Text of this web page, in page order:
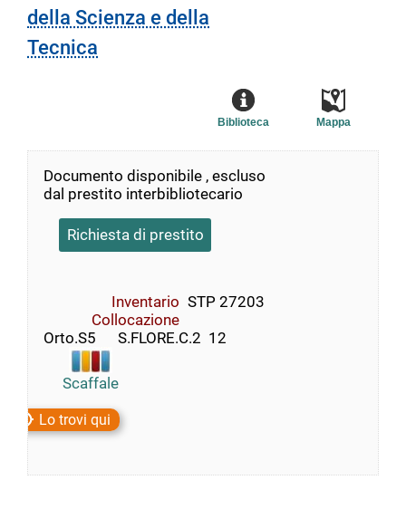
della Scienza e della
Tecnica
Mappa
Biblioteca
Documento disponibile , escluso
dal prestito interbibliotecario
Richiesta di prestito
Inventario STP 27203
Collocazione
Orto.S5      S.FLORE.C.2  12
Scaffale
Lo trovi qui